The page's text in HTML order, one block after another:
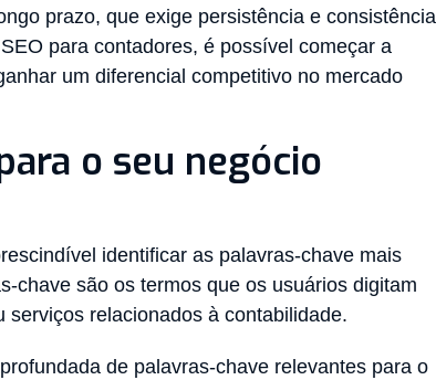
prazo, que exige persistência e consistência
para contadores, é possível começar a
um diferencial competitivo no mercado
o seu negócio
identificar as palavras-chave mais
chave são os termos que os usuários digitam
relacionados à contabilidade.
de palavras-chave relevantes para o